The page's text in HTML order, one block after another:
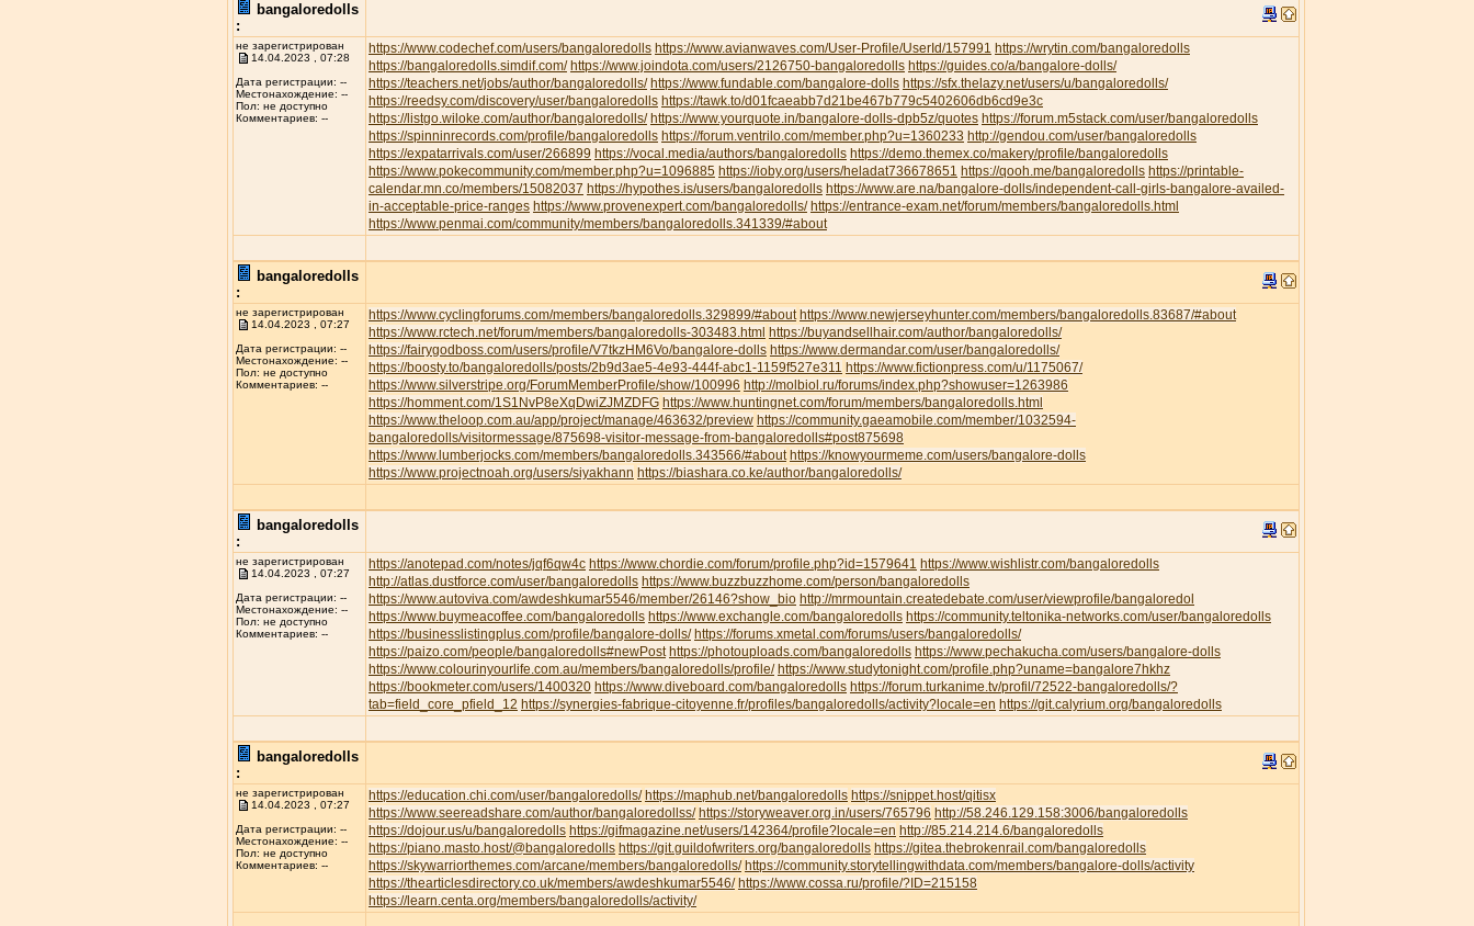
bangaloredolls
:
не зарегистрирован
14.04.2023 , 07:28
Дата регистрации: --
Местонахождение: --
Пол: не доступно
Комментариев: --
https://www.codechef.com/users/bangaloredolls https://www.avianwaves.com/User-Profile/UserId/157991 https://wrytin.com/bangaloredolls
https://bangaloredolls.simdif.com/ https://www.joindota.com/users/2126750-bangaloredolls https://guides.co/a/bangalore-dolls/
https://teachers.net/jobs/author/bangaloredolls/ https://www.fundable.com/bangalore-dolls https://sfx.thelazy.net/users/u/bangaloredolls/
https://reedsy.com/discovery/user/bangaloredolls https://tawk.to/d01fcaeabb7d21be467b779c5402606db6cd9e3c
https://listgo.wiloke.com/author/bangaloredolls/ https://www.yourquote.in/bangalore-dolls-dpb5z/quotes https://forum.m5stack.com/user/bangaloredolls
https://spinninrecords.com/profile/bangaloredolls https://forum.ventrilo.com/member.php?u=1360233 http://gendou.com/user/bangaloredolls
https://expatarrivals.com/user/266899 https://vocal.media/authors/bangaloredolls https://demo.themex.co/makery/profile/bangaloredolls
https://www.pokecommunity.com/member.php?u=1096885 https://ioby.org/users/heladat736678651 https://qooh.me/bangaloredolls https://printable-
calendar.mn.co/members/15082037 https://hypothes.is/users/bangaloredolls https://www.are.na/bangalore-dolls/independent-call-girls-bangalore-availed-
in-acceptable-price-ranges https://www.provenexpert.com/bangaloredolls/ https://entrance-exam.net/forum/members/bangaloredolls.html
https://www.penmai.com/community/members/bangaloredolls.341339/#about
bangaloredolls
:
не зарегистрирован
14.04.2023 , 07:27
Дата регистрации: --
Местонахождение: --
Пол: не доступно
Комментариев: --
https://www.cyclingforums.com/members/bangaloredolls.329899/#about https://www.newjerseyhunter.com/members/bangaloredolls.83687/#about
https://www.rctech.net/forum/members/bangaloredolls-303483.html https://buyandsellhair.com/author/bangaloredolls/
https://fairygodboss.com/users/profile/V7tkzHM6Vo/bangalore-dolls https://www.dermandar.com/user/bangaloredolls/
https://boosty.to/bangaloredolls/posts/2b9d3ae5-4e93-444f-abc1-1159f527e311 https://www.fictionpress.com/u/1175067/
https://www.silverstripe.org/ForumMemberProfile/show/100996 http://molbiol.ru/forums/index.php?showuser=1263986
https://homment.com/1S1NvP8eXqDwiZJMZDFG https://www.huntingnet.com/forum/members/bangaloredolls.html
https://www.theloop.com.au/app/project/manage/463632/preview https://community.gaeamobile.com/member/1032594-
bangaloredolls/visitormessage/875698-visitor-message-from-bangaloredolls#post875698
https://www.lumberjocks.com/members/bangaloredolls.343566/#about https://knowyourmeme.com/users/bangalore-dolls
https://www.projectnoah.org/users/siyakhann https://biashara.co.ke/author/bangaloredolls/
bangaloredolls
:
не зарегистрирован
14.04.2023 , 07:27
Дата регистрации: --
Местонахождение: --
Пол: не доступно
Комментариев: --
https://anotepad.com/notes/jqf6qw4c https://www.chordie.com/forum/profile.php?id=1579641 https://www.wishlistr.com/bangaloredolls
http://atlas.dustforce.com/user/bangaloredolls https://www.buzzbuzzhome.com/person/bangaloredolls
https://www.autoviva.com/awdeshkumar5546/member/26146?show_bio http://mrmountain.createdebate.com/user/viewprofile/bangaloredol
https://www.buymeacoffee.com/bangaloredolls https://www.exchangle.com/bangaloredolls https://community.teltonika-networks.com/user/bangaloredolls
https://businesslistingplus.com/profile/bangalore-dolls/ https://forums.xmetal.com/forums/users/bangaloredolls/
https://paizo.com/people/bangaloredolls#newPost https://photouploads.com/bangaloredolls https://www.pechakucha.com/users/bangalore-dolls
https://www.colourinyourlife.com.au/members/bangaloredolls/profile/ https://www.studytonight.com/profile.php?uname=bangalore7hkhz
https://bookmeter.com/users/1400320 https://www.diveboard.com/bangaloredolls https://forum.turkanime.tv/profil/72522-bangaloredolls/?
tab=field_core_pfield_12 https://synergies-fabrique-citoyenne.fr/profiles/bangaloredolls/activity?locale=en https://git.calyrium.org/bangaloredolls
bangaloredolls
:
не зарегистрирован
14.04.2023 , 07:27
Дата регистрации: --
Местонахождение: --
Пол: не доступно
Комментариев: --
https://education.chi.com/user/bangaloredolls/ https://maphub.net/bangaloredolls https://snippet.host/qitisx
https://www.seereadshare.com/author/bangaloredollss/ https://storyweaver.org.in/users/765796 http://58.246.129.158:3006/bangaloredolls
https://dojour.us/u/bangaloredolls https://gifmagazine.net/users/142364/profile?locale=en http://85.214.214.6/bangaloredolls
https://piano.masto.host/@bangaloredolls https://git.guildofwriters.org/bangaloredolls https://gitea.thebrokenrail.com/bangaloredolls
https://skywarriorthemes.com/arcane/members/bangaloredolls/ https://community.storytellingwithdata.com/members/bangalore-dolls/activity
https://thearticlesdirectory.co.uk/members/awdeshkumar5546/ https://www.cossa.ru/profile/?ID=215158
https://learn.centa.org/members/bangaloredolls/activity/